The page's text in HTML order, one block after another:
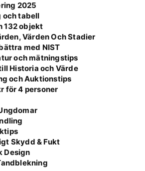
2025
och tabell
132 objekt
Värden Och Stadier
med NIST
och mätningstips
Historia och Värde
och Auktionstips
för 4 personer
Skydd & Fukt
Design